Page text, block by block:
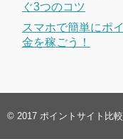
ぐ3つのコツ
スマホで簡単にポ
金を稼ごう！
© 2017 ポイントサイト比